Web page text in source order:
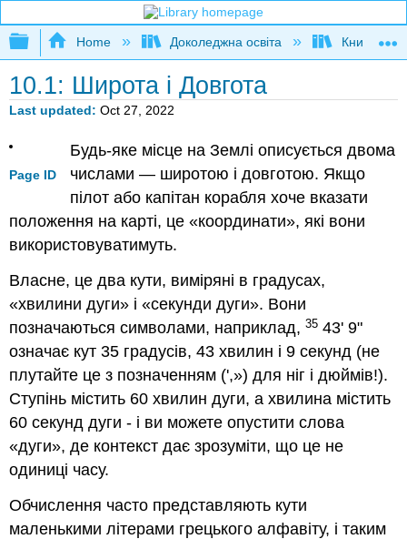
Expand/collapse global hierarchy
Home Доколеджна освіта Книга:
10.1: Широта і Довгота
Last updated Oct 27, 2022
Page ID
Будь-яке місце на Землі описується двома
числами — широтою і довготою. Якщо
пілот або капітан корабля хоче вказати
положення на карті, це «координати», які вони
використовуватимуть.
Власне, це два кути, виміряні в градусах,
«хвилини дуги» і «секунди дуги». Вони
позначаються символами, наприклад,35 43' 9"
означає кут 35 градусів, 43 хвилин і 9 секунд (не
плутайте це з позначенням (',») для ніг і дюймів!).
Ступінь містить 60 хвилин дуги, а хвилина містить
60 секунд дуги - і ви можете опустити слова
«дуги», де контекст дає зрозуміти, що це не
одиниці часу.
Обчислення часто представляють кути
маленькими літерами грецького алфавіту, і таким